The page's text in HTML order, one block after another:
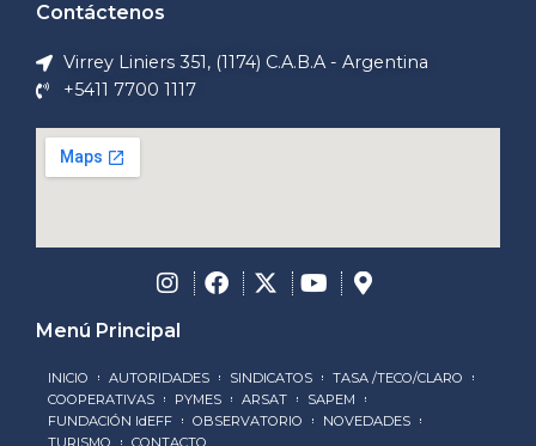
Contáctenos
Virrey Liniers 351, (1174) C.A.B.A - Argentina
+5411 7700 1117
Menú Principal
INICIO AUTORIDADES SINDICATOS
TASA /TECO/CLARO
COOPERATIVAS
PYMES ARSAT
SAPEM
FUNDACIÓN IdEFF
OBSERVATORIO
NOVEDADES
TURISMO
CONTACTO